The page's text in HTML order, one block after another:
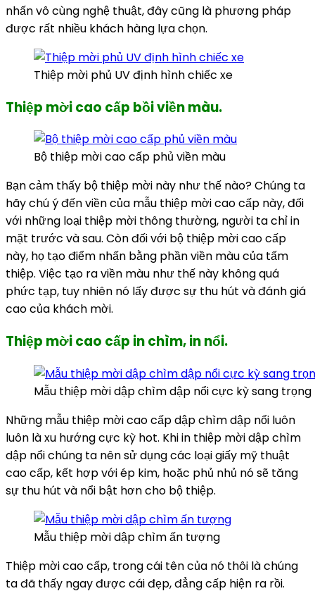
nhấn vô cùng nghệ thuật, đây cũng là phương pháp
được rất nhiều khách hàng lựa chọn.
Thiệp mời phủ UV định hình chiếc xe
Thiệp mời cao cấp bồi viền màu.
Bộ thiệp mời cao cấp phủ viền màu
Bạn cảm thấy bộ thiệp mời này như thế nào? Chúng ta
hãy chú ý đến viền của mẫu thiệp mời cao cấp này, đối
với những loại thiệp mời thông thường, người ta chỉ in
mặt trước và sau. Còn đối với bộ thiệp mời cao cấp
này, họ tạo điểm nhấn bằng phần viền màu của tấm
thiệp. Việc tạo ra viền màu như thế này không quá
phức tạp, tuy nhiên nó lấy được sự thu hút và đánh giá
cao của khách mời.
Thiệp mời cao cấp in chìm, in nổi.
Mẫu thiệp mời dập chìm dập nổi cực kỳ sang trọng
Những mẫu thiệp mời cao cấp dập chìm dập nổi luôn
luôn là xu hướng cực kỳ hot. Khi in thiệp mời dập chìm
dập nổi chúng ta nên sử dụng các loại giấy mỹ thuật
cao cấp, kết hợp với ép kim, hoặc phủ nhủ nó sẽ tăng
sự thu hút và nổi bật hơn cho bộ thiệp.
Mẫu thiệp mời dập chìm ấn tượng
Thiệp mời cao cấp, trong cái tên của nó thôi là chúng
ta đã thấy ngay được cái đẹp, đẳng cấp hiện ra rồi.